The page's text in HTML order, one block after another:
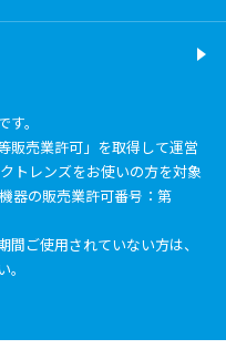
。
販売業許可」を取得して運営
トレンズをお使いの方を対象
器の販売業許可番号：第
ご使用されていない方は、